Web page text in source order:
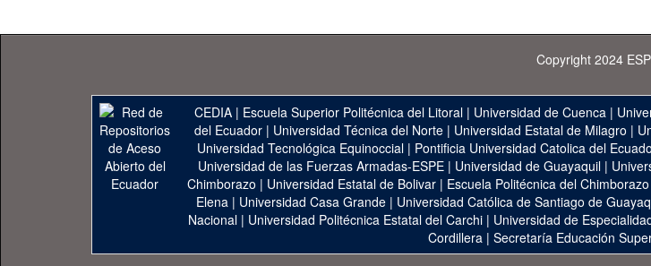
Copyright 2024
CEDIA | Escuela Superior Politécnica del Litoral | Universidad de Cuenca |
del Ecuador| Universidad Técnica del Norte| Universidad Estatal de Milagro |
Universidad Tecnológica Equinoccial| Pontificia Universidad Catolica del
Universidad de las Fuerzas Armadas-ESPE | Universidad de Guayaquil |
Chimborazo | Universidad Estatal de Bolivar| Escuela Politécnica del Chimborazo
Elena | Universidad Casa Grande | Universidad Católica de Santiago de
Nacional | Universidad Politécnica Estatal del Carchi | Universidad de
Cordillera| Secretaría Educación